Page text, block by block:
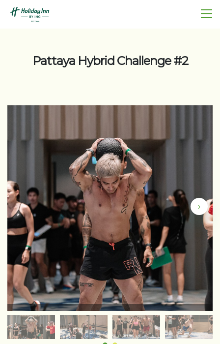
Pattaya Hybrid Challenge #2
›